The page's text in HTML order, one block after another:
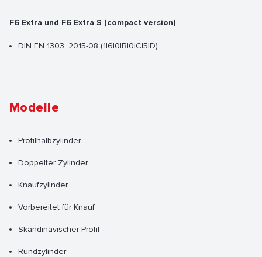
F6 Extra und F6 Extra S (compact version)
DIN EN 1303: 2015-08 (1|6|0|B|0|C|5|D)
Modelle
Profilhalbzylinder
Doppelter Zylinder
Knaufzylinder
Vorbereitet für Knauf
Skandinavischer Profil
Rundzylinder